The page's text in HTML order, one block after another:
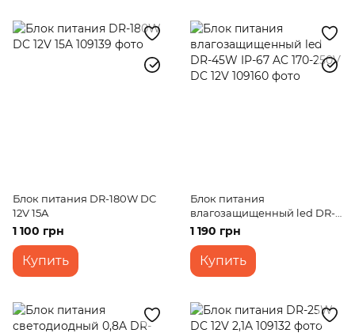
Блок питания DR-180W DC
12V 15A
1 100 грн
Купить
Блок питания
влагозащищенный led DR-
45W IP-67 AC 170-250V DC
1 190 грн
Купить